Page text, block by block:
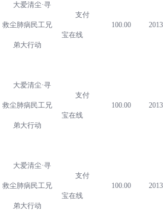
大爱清尘·寻
救尘肺病民工兄
弟大行动
支付
宝在线
100.00
大爱清尘·寻
救尘肺病民工兄
弟大行动
支付
宝在线
100.00
大爱清尘·寻
救尘肺病民工兄
弟大行动
支付
宝在线
100.00